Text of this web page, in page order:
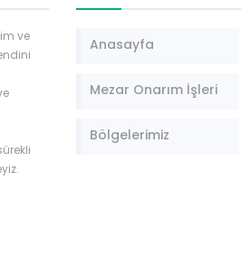
ve
Anasayfa
Mezar Onarım İşleri
Bölgelerimiz